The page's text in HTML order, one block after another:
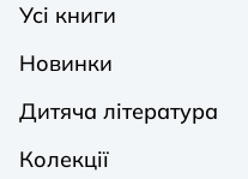
Усі книги
Новинки
Дитяча література
Колекції